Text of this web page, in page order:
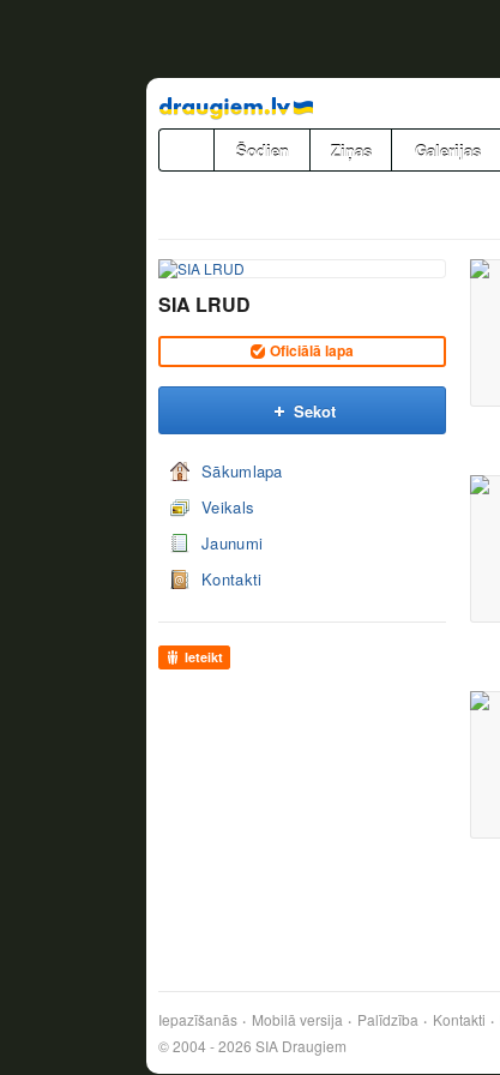
Pāriet
uz
saturu
Šodien Ziņas Galerijas
SIA LRUD
Oficiālā lapa
Sekot
Sākumlapa
Veikals
Jaunumi
Kontakti
Ieteikt
Iepazīšanās Mobilā versija Palīdzība Kontakti
© 2004 - 2026 SIA Draugiem